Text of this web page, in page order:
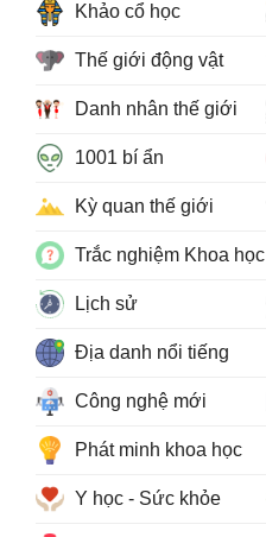
Khảo cổ học
Thế giới động vật
Danh nhân thế giới
1001 bí ẩn
Kỳ quan thế giới
Trắc nghiệm Khoa học
Lịch sử
Địa danh nổi tiếng
Công nghệ mới
Phát minh khoa học
Y học - Sức khỏe